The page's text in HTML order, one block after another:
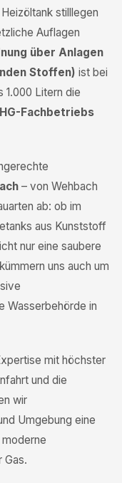
stilllegen
Auflagen
über Anlagen
Stoffen) ist bei
1.000 Litern die
Fachbetriebs
– von Wehbach
ab: ob im
aus Kunststoff
nur eine saubere
uns auch um
Wasserbehörde in
mit höchster
und die
wir
Umgebung eine
Gas.